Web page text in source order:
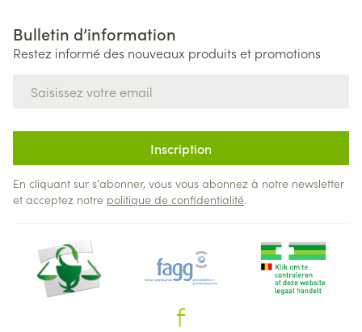
Bulletin d’information
Restez informé des nouveaux produits et promotions
Inscription
En cliquant sur s'abonner, vous vous abonnez à notre newsletter
et acceptez notre politique de confidentialité.